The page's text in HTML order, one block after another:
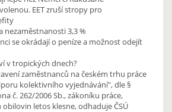
EET zruší stropy pro
nezaměstnanosti 3,3 %
se okrádají o peníze a možnost odejít
v tropických dnech?
zaměstnanců na českém trhu práce
kolektivního vyjednávání", dle §
č. 262/2006 Sb., zákoníku práce,
obilovin letos klesne, odhaduje ČSÚ